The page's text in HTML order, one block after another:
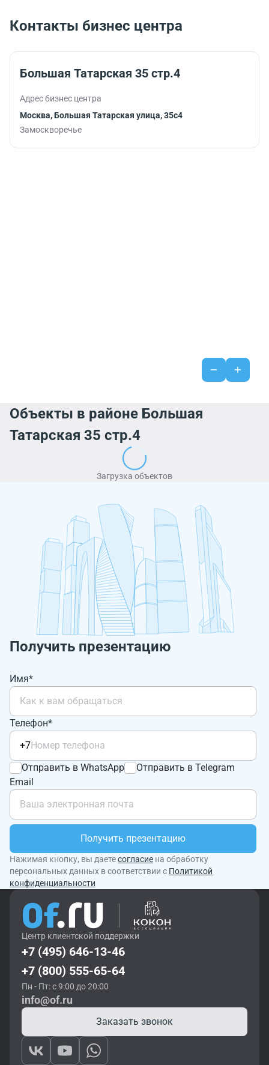
гастрономическое
удовольствие с
рабочим
работу и
тренируясь во
обеденного
рабочего дня.
Контакты бизнес центра
Большая Татарская 35 стр.4
Адрес бизнес центра
Москва, Большая Татарская улица, 35с4
Замоскворечье
Объекты в районе Большая
Татарская 35 стр.4
Загрузка объектов
Получить презентацию
Имя*
Телефон*
+7
Отправить в WhatsApp
Отправить в Telegram
Email
Получить презентацию
Нажимая кнопку, вы даетесогласие на обработку
персональных данных в соответствии с Политикой
конфиденциальности
Центр клиентской поддержки
+7 (495) 646-13-46
+7 (800) 555-65-64
Пн - Пт: с 9:00 до 20:00
info@of.ru
Заказать звонок